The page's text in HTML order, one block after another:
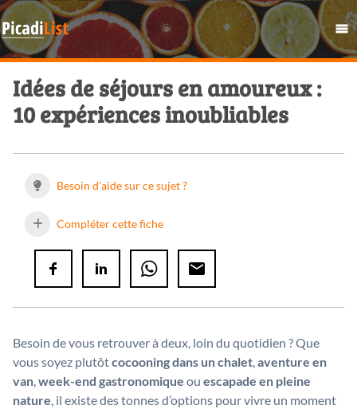
Idées de séjours en amoureux :
10 expériences inoubliables
Besoin d'aide sur ce sujet ?
Compléter cette fiche
Besoin de vous retrouver à deux, loin du quotidien ? Que
vous soyez plutôtcocooning dans un chalet,aventure en
van,week-end gastronomique ou escapade en pleine
nature, il existe des tonnes d’options pour vivre un moment